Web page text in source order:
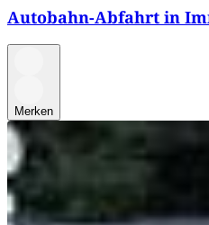
Autobahn-Abfahrt in
Merken